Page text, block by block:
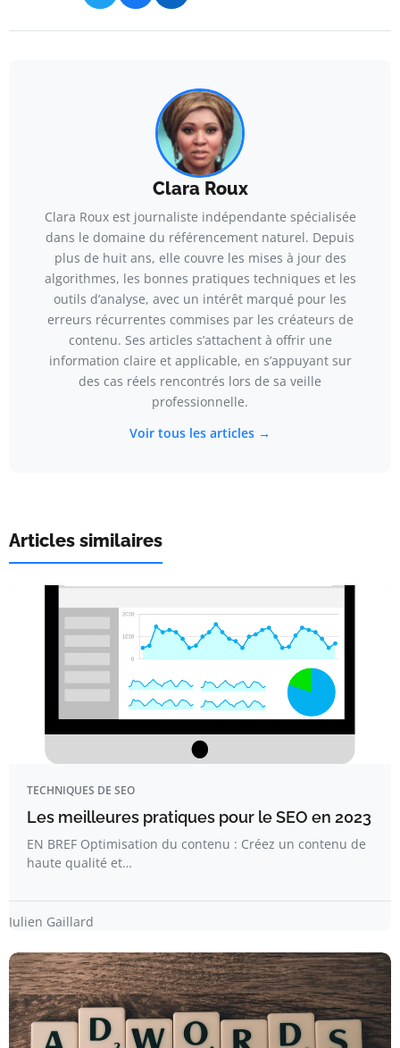
Clara Roux
Clara Roux est journaliste indépendante spécialisée
dans le domaine du référencement naturel. Depuis
plus de huit ans, elle couvre les mises à jour des
algorithmes, les bonnes pratiques techniques et les
outils d’analyse, avec un intérêt marqué pour les
erreurs récurrentes commises par les créateurs de
contenu. Ses articles s’attachent à offrir une
information claire et applicable, en s’appuyant sur
des cas réels rencontrés lors de sa veille
professionnelle.
Voir tous les articles →
Articles similaires
TECHNIQUES DE SEO
Les meilleures pratiques pour le SEO en 2023
EN BREF Optimisation du contenu : Créez un contenu de
haute qualité et…
Julien Gaillard